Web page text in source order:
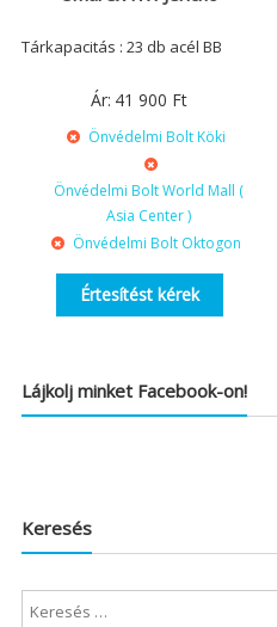
Tárkapacitás : 23 db acél BB
Ár: 41 900 Ft
Önvédelmi Bolt Köki
Önvédelmi Bolt World Mall (
Asia Center )
Önvédelmi Bolt Oktogon
Értesítést kérek
Lájkolj minket Facebook-on!
Keresés